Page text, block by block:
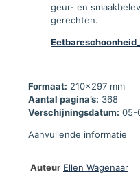
geur- en
gerechten.
Formaat: 210x297 mm
Aantal pagina’s: 368
Verschijningsdatum: 05-
Aanvullende informatie
Auteur Ellen Wagenaar